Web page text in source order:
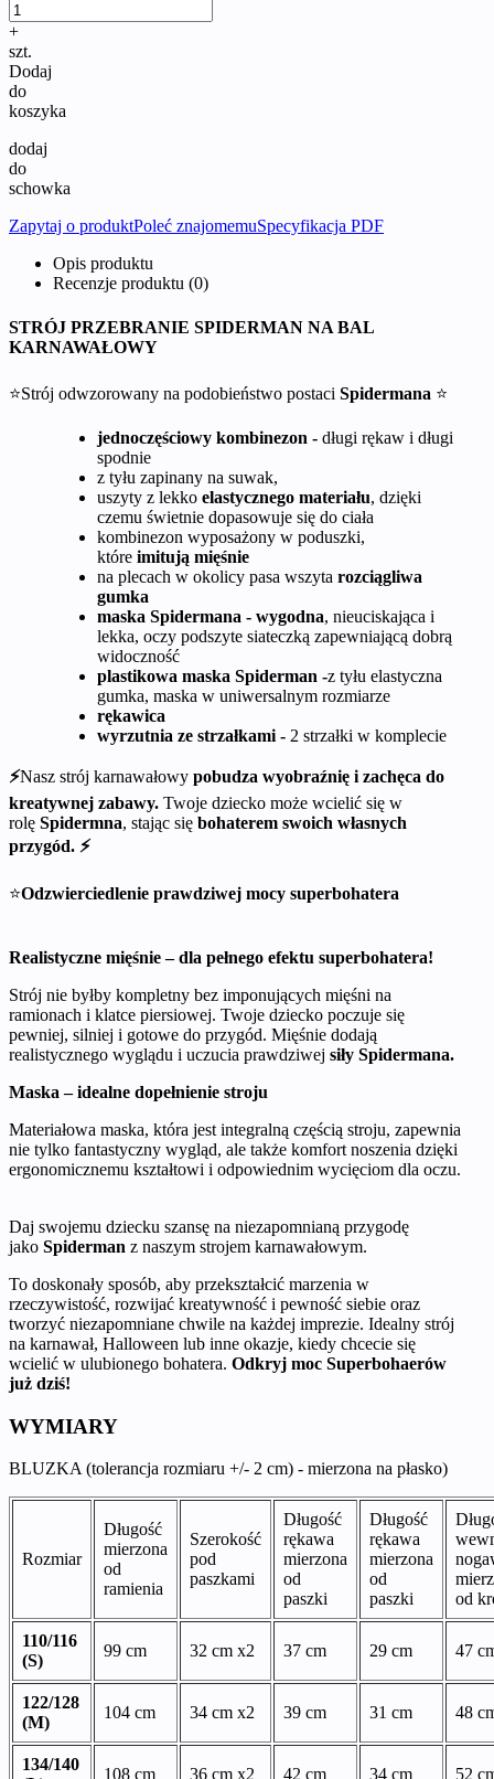
+
szt.
Dodaj
do
koszyka
dodaj
do
schowka
Zapytaj o produktPoleć znajomemuSpecyfikacja PDF
Opis produktu
Recenzje produktu (0)
STRÓJ PRZEBRANIE SPIDERMAN NA BAL
KARNAWAŁOWY
⭐Strój odwzorowany na podobieństwo postaci Spidermana ⭐
jednoczęściowy kombinezon - długi rękaw i długi
spodnie
z tyłu zapinany na suwak,
uszyty z lekko elastycznego materiału, dzięki
czemu świetnie dopasowuje się do ciała
kombinezon wyposażony w poduszki,
które imitują mięśnie
na plecach w okolicy pasa wszyta rozciągliwa
gumka
maska Spidermana - wygodna, nieuciskająca i
lekka, oczy podszyte siateczką zapewniającą dobrą
widoczność
plastikowa maska Spiderman -z tyłu elastyczna
gumka, maska w uniwersalnym rozmiarze
rękawica
wyrzutnia ze strzałkami - 2 strzałki w komplecie
⚡Nasz strój karnawałowy pobudza wyobraźnię i zachęca do
kreatywnej zabawy. Twoje dziecko może wcielić się w
rolę Spidermna, stając się bohaterem swoich własnych
przygód. ⚡
⭐Odzwierciedlenie prawdziwej mocy superbohatera
Realistyczne mięśnie – dla pełnego efektu superbohatera!
Strój nie byłby kompletny bez imponujących mięśni na
ramionach i klatce piersiowej. Twoje dziecko poczuje się
pewniej, silniej i gotowe do przygód. Mięśnie dodają
realistycznego wyglądu i uczucia prawdziwej siły Spidermana.
Maska – idealne dopełnienie stroju
Materiałowa maska, która jest integralną częścią stroju, zapewnia
nie tylko fantastyczny wygląd, ale także komfort noszenia dzięki
ergonomicznemu kształtowi i odpowiednim wycięciom dla oczu.
Daj swojemu dziecku szansę na niezapomnianą przygodę
jako Spiderman z naszym strojem karnawałowym.
To doskonały sposób, aby przekształcić marzenia w
rzeczywistość, rozwijać kreatywność i pewność siebie oraz
tworzyć niezapomniane chwile na każdej imprezie. Idealny strój
na karnawał, Halloween lub inne okazje, kiedy chcecie się
wcielić w ulubionego bohatera. Odkryj moc Superbohaerów
już dziś!
WYMIARY
BLUZKA (tolerancja rozmiaru +/- 2 cm) - mierzona na płasko)
Rozmiar
Długość
mierzona
od
ramienia
Szerokość
pod
paszkami
Długość
rękawa
mierzona
od
paszki
Długość
rękawa
mierzona
od
paszki
od
110/116
(S)
99 cm 32 cm x2 37 cm 29 cm 47
122/128
(M)
104 cm 34 cm x2 39 cm 31 cm 48
134/140
108 cm 36 cm x2 42 cm 34 cm 52